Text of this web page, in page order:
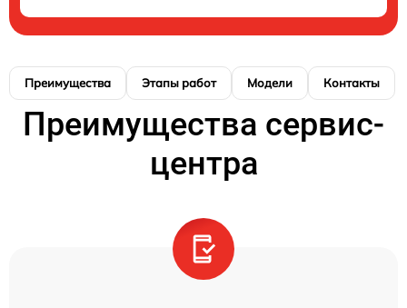
Преимущества Этапы работ Модели Контакты
Преимущества сервис-
центра